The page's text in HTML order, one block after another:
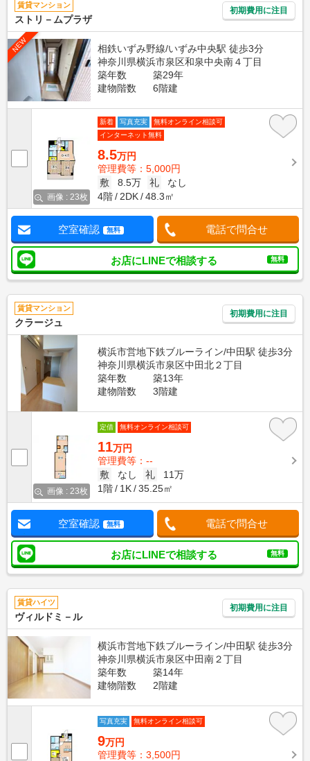
賃貸マンション
ストリ－ムプラザ
初期費用に注目
NEW
相鉄いずみ野線/いずみ中央駅 徒歩3分
神奈川県横浜市泉区和泉中央南４丁目
築年数
築29年
建物階数
6階建
画像 : 23枚
新着 写真充実
無料オンライン相談可
インターネット無料
8.5万円
管理費等：5,000円
敷
8.5万 礼
なし
4階
2DK 48.3㎡
空室確認 無料 電話で問合せ
お店にLINEで相談する 無料
賃貸マンション
クラージュ
初期費用に注目
横浜市営地下鉄ブルーライン/中田駅 徒歩3分
神奈川県横浜市泉区中田北２丁目
築年数
築13年
建物階数
3階建
画像 : 23枚
定借 無料オンライン相談可
11万円
管理費等：--
敷
なし 礼
11万
1階
1K 35.25㎡
空室確認 無料 電話で問合せ
お店にLINEで相談する 無料
賃貸ハイツ
ヴィルドミ－ル
初期費用に注目
横浜市営地下鉄ブルーライン/中田駅 徒歩3分
神奈川県横浜市泉区中田南２丁目
築年数
築14年
建物階数
2階建
写真充実 無料オンライン相談可
9万円
管理費等：3,500円